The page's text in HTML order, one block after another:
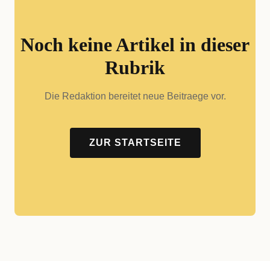
Noch keine Artikel in dieser
Rubrik
Die Redaktion bereitet neue Beitraege vor.
ZUR STARTSEITE